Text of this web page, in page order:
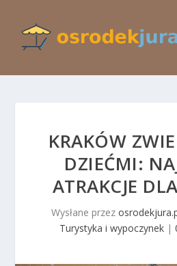
KRAKÓW
DZIEĆMI:
ATRAKCJE
Wysłane przez
Turystyka i wypoczynek|